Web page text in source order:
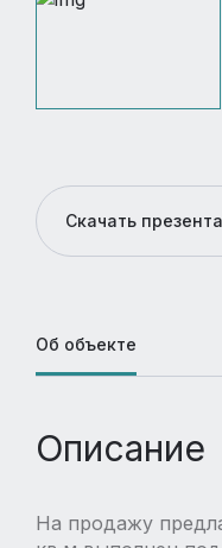
Скачать
Об объекте
Описание
На продажу